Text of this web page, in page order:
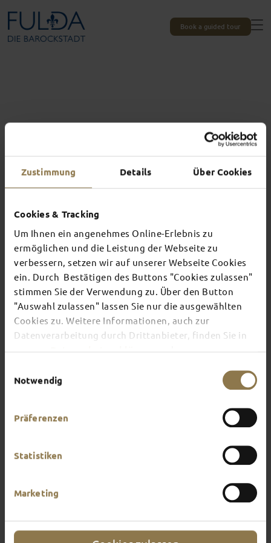
Zustimmung Details Über Cookies
Cookies & Tracking
Um Ihnen ein angenehmes Online-Erlebnis zu
ermöglichen und die Leistung der Webseite zu
verbessern, setzen wir auf unserer Webseite Cookies
ein. Durch Bestätigen des Buttons "Cookies zulassen"
stimmen Sie der Verwendung zu. Über den Button
"Auswahl zulassen" lassen Sie nur die ausgewählten
Cookies zu. Weitere Informationen, auch zur
Datenverarbeitung durch Drittanbieter, finden Sie in
Notwendig
Präferenzen
Statistiken
Marketing
Book a guided tour
All experiences at a glance
THIS IS WHAT
AWAITS YOU IN
FULDA
This page provides an overview of what awaits